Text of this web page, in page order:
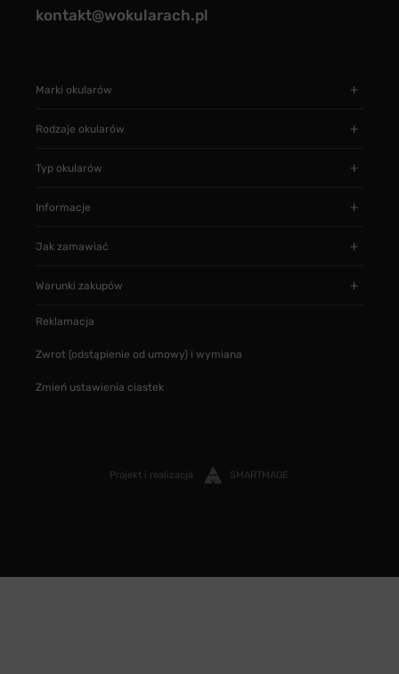
kontakt@wokularach.pl
Marki okularów
Rodzaje okularów
Typ okularów
Informacje
Jak zamawiać
Warunki zakupów
Reklamacja
Zwrot (odstąpienie od umowy) i wymiana
Zmień ustawienia ciastek
Projekt i realizacja SMARTMAGE